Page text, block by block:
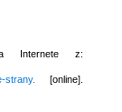
Internete z:
strany. [online].